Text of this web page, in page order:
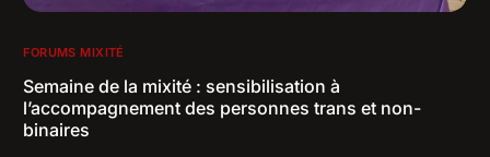
FORUMS MIXITÉ
Semaine de la mixité : sensibilisation à
l’accompagnement des personnes trans et non-
binaires